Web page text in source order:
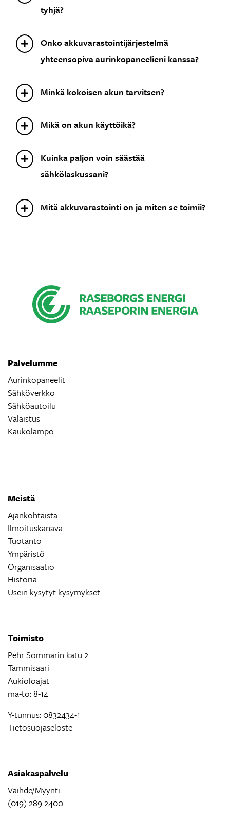
tyhjä?
Onko akkuvarastointijärjestelmä
yhteensopiva aurinkopaneelieni kanssa?
Minkä kokoisen akun tarvitsen?
Mikä on akun käyttöikä?
Kuinka paljon voin säästää
sähkölaskussani?
Mitä akkuvarastointi on ja miten se toimii?
Palvelumme
Aurinkopaneelit
Sähköverkko
Sähköautoilu
Valaistus
Kaukolämpö
Meistä
Ajankohtaista
Ilmoituskanava
Tuotanto
Ympäristö
Organisaatio
Historia
Usein kysytyt kysymykset
Toimisto
Pehr Sommarin katu 2
Tammisaari
Aukioloajat
ma-to: 8-14
Y-tunnus: 0832434-1
Tietosuojaseloste
Asiakaspalvelu
Vaihde/Myynti:
(019) 289 2400